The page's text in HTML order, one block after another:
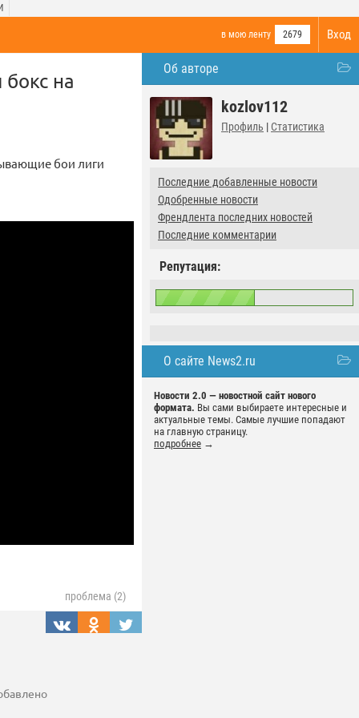
Вход
в мою ленту 2679
Об авторе
kozlov112
Профиль | Статистика
Последние добавленные новости
Одобренные новости
Френдлента последних новостей
Последние комментарии
Репутация:
О сайте News2.ru
Новости 2.0 — новостной сайт нового
формата. Вы сами выбираете интересные и
актуальные темы. Самые лучшие попадают
на главную страницу.
подробнее →
на
бои лиги
проблема (2)